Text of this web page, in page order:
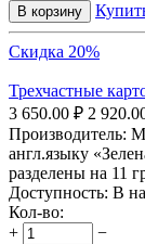
В корзину
Скидка 20%
Трехчастные
3 650.00 ₽ 2
Производитель:
англ.языку
разделены на 11
Доступность: В
Кол-во:
+
−